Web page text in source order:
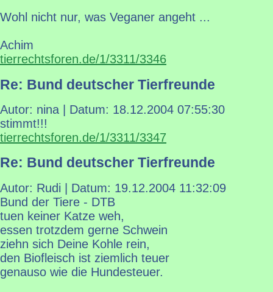
Wohl nicht nur, was Veganer angeht ...
Achim
tierrechtsforen.de/1/3311/3346
Re: Bund deutscher Tierfreunde
Autor: nina | Datum: 18.12.2004 07:55:30
stimmt!!!
tierrechtsforen.de/1/3311/3347
Re: Bund deutscher Tierfreunde
Autor: Rudi | Datum: 19.12.2004 11:32:09
Bund der Tiere - DTB
tuen keiner Katze weh,
essen trotzdem gerne Schwein
ziehn sich Deine Kohle rein,
den Biofleisch ist ziemlich teuer
genauso wie die Hundesteuer.